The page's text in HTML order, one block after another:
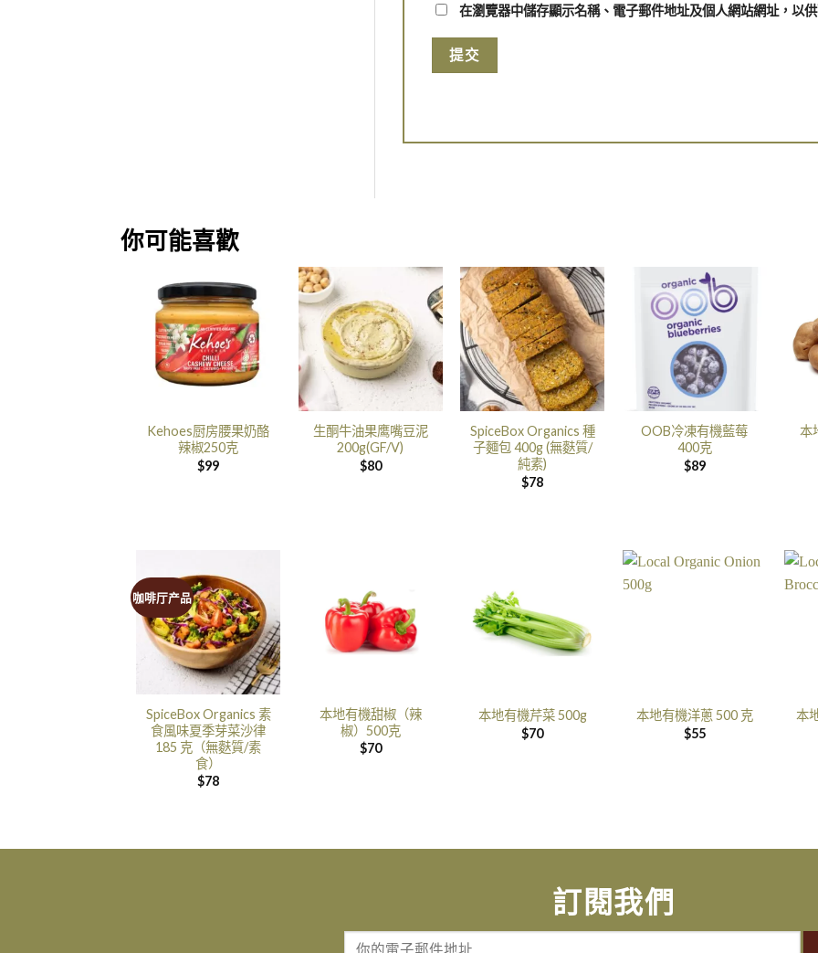
在瀏覽器中儲存顯示名稱、電子郵件地址及個人網站網址，以
你可能喜歡
Kehoes厨房腰果奶酪
辣椒250克
$99
生酮牛油果鹰嘴豆泥
200g(GF/V)
$80
SpiceBox Organics 種
子麵包 400g (無麩質/
純素)
$78
OOB冷凍有機藍莓
400克
$89
本
咖啡厅产品
SpiceBox Organics 素
食風味夏季芽菜沙律
185 克（無麩質/素
食）
$78
本地有機甜椒（辣
椒）500克
$70
本地有機芹菜 500g
$70
本地有機洋蔥 500 克
$55
本
訂閱我們